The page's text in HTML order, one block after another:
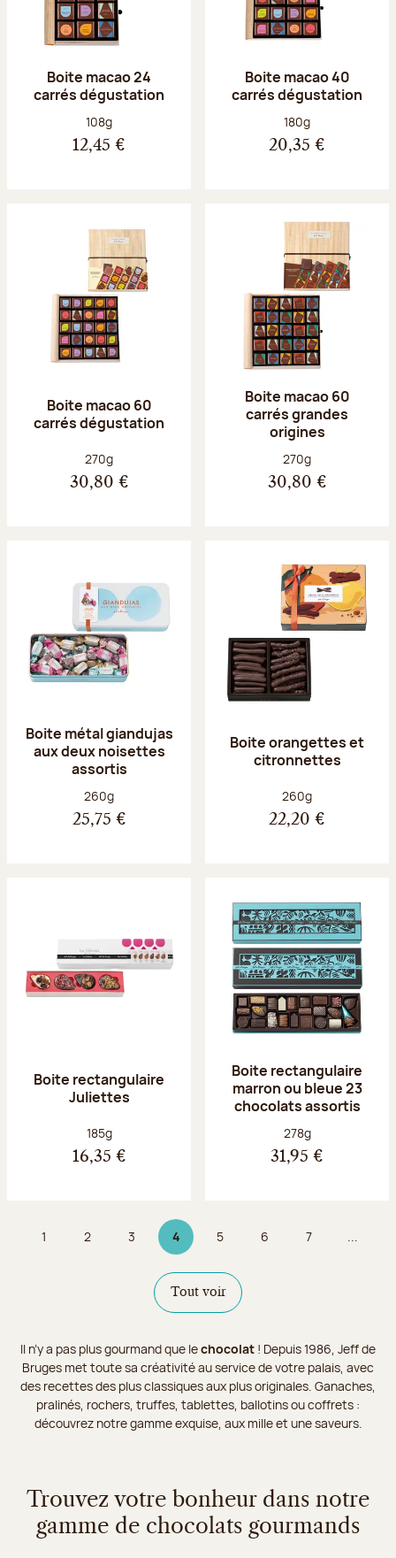
Boite macao 24
carrés dégustation
Poids net :
108g
12,45 €
Boite macao 40
carrés dégustation
Poids net :
180g
20,35 €
Boite macao 60
carrés dégustation
Poids net :
270g
30,80 €
Boite macao 60
carrés grandes
origines
Poids net :
270g
30,80 €
Boite métal giandujas
aux deux noisettes
assortis
Poids net :
260g
25,75 €
Boite orangettes et
citronnettes
Poids net :
260g
22,20 €
Boite rectangulaire
Juliettes
Poids net :
185g
16,35 €
Boite rectangulaire
marron ou bleue 23
chocolats assortis
Poids net :
278g
31,95 €
Page
1 Page
2 Page
3 4Page 4 sur 9
Page
5 Page
6 Page
7 ...
Tout voir
Il n’y a pas plus gourmand que lechocolat ! Depuis 1986, Jeff de
Bruges met toute sa créativité au service de votre palais, avec
des recettes des plus classiques aux plus originales. Ganaches,
pralinés, rochers, truffes, tablettes, ballotins ou coffrets :
découvrez notre gamme exquise, aux mille et une saveurs.
Trouvez votre bonheur dans notre
gamme de chocolats gourmands